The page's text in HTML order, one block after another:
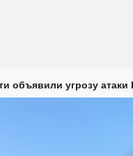
объявили угрозу